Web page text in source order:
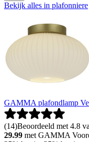
Bekijk alles in plafonniere
GAMMA plafondlamp
(14)Beoordeeld met 4.8
29.99 met GAMMA